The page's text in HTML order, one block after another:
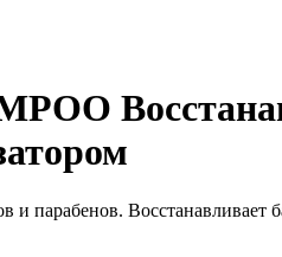
Восстанавливает